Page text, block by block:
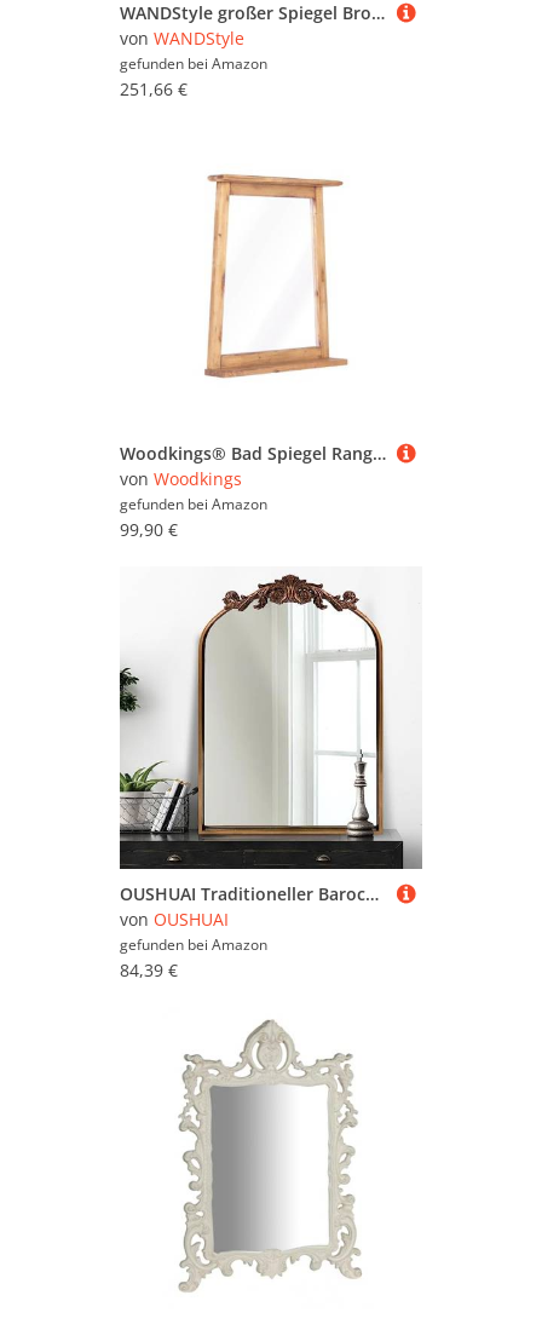
WANDStyle großer Spiegel Bronze, Barock Spiegel, großer Wandspiegel Vintage 71x91 cm, Ganzkörperspiegel, Hängespiegel groß, Badspiegel Holz, Flurspiegel Wand, Mirror E024 - Made in Germany
von WANDStyle
gefunden bei Amazon
251,66 €
Woodkings® Bad Spiegel Rangun 70x77 cm Massivholz Pinie braun trapezförmiger Spiegel mit Massivholzrahmen und Kleiner Ablage
von Woodkings
gefunden bei Amazon
99,90 €
OUSHUAI Traditioneller Barockspiegel, goldfarben, Vintage-Stil, verziert, Messingspiegel für Wand, viktorianischer antiker Bronzespiegel, gewölbt für Badezimmer/Wohnzimmer/Flur/Kamin, 48,3 x 68,9 cm
von OUSHUAI
gefunden bei Amazon
84,39 €